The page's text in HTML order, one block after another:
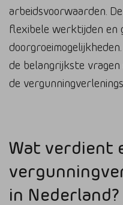
arbeidsvoorwaarden.
flexibele werktijden en
de belangrijkste
de
Wat verdient
in Nederland?